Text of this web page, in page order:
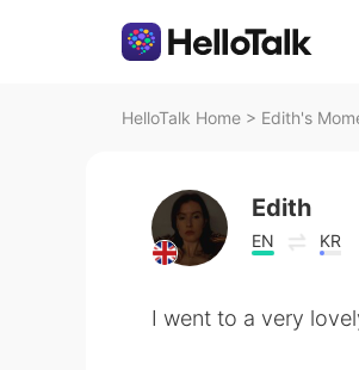
HelloTalk Home > Edith's
Edith
EN KR
I went to a very